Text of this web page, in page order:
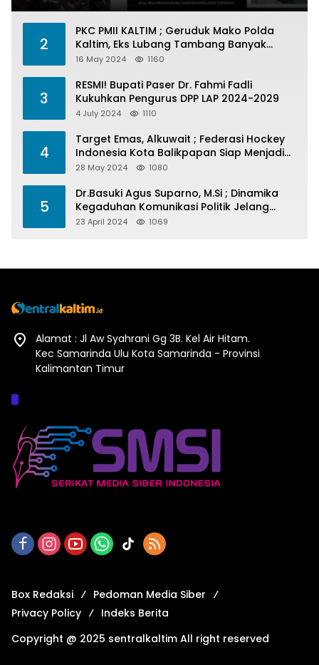
2
PKC PMII KALTIM ; Geruduk Mako Polda
Kaltim, Eks Lubang Tambang Banyak
Menelan Korban
16 May 2024 1160
3
RESMI! Bupati Paser Dr. Fahmi Fadli
Kukuhkan Pengurus DPP LAP 2024-2029
4 July 2024 1110
4
Target Emas, Alkuwait ; Federasi Hockey
Indonesia Kota Balikpapan Siap Menjadi
Barometer Prestasi Di Kaltim
28 May 2024 1080
5
Dr.Basuki Agus Suparno, M.Si ; Dinamika
Kegaduhan Komunikasi Politik Jelang
Pesta Politik 2024
23 April 2024 1069
Alamat : Jl Aw Syahrani Gg 3B. Kel Air Hitam.
Kec Samarinda Ulu Kota Samarinda - Provinsi
Kalimantan Timur
Box Redaksi
Pedoman Media Siber
Privacy Policy
Indeks Berita
Copyright @ 2025 sentralkaltim All right reserved